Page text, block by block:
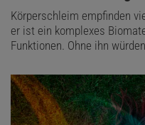
Körperschleim empfinden
er ist ein komplexes
Funktionen. Ohne ihn